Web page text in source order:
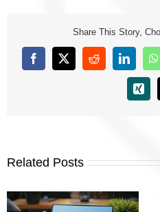
Share This Story,
Facebook
X RedditLinkedIn
Xing
Related Posts